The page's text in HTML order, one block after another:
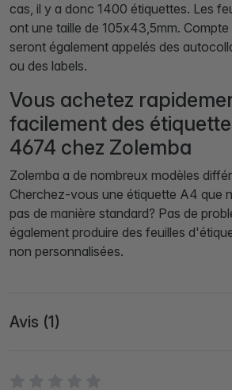
cas, il y a donc 1400 étiquettes. Les
ont une taille de 105x43,5mm. Compte
seront également appelés des
ou des labels.
Vous achetez
facilement des
4674 chez Zolemba
Zolemba a de nombreux modèles
Cherchez-vous une étiquette A4 que
pas de manière standard? Pas de
également produire des feuilles
non personnalisées.
Avis (1)